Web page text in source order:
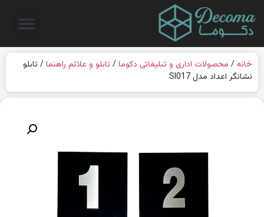
خانه / محصولات اداری و تبلیغاتی دکوما/ تابلو و علائم راهنما/ تابلو
نشانگر اعداد مدل SI017